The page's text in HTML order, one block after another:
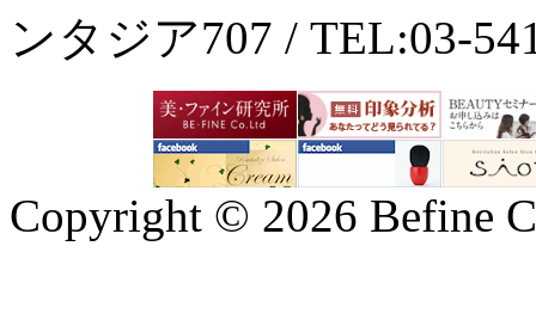
ンタジア707 / TEL:03-
Copyright © 2026 Befine